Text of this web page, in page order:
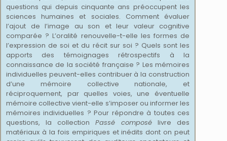
questions qui depuis cinquante ans préoccupent les
sciences humaines et sociales. Comment évaluer
l’ajout de l’image au son et leur valeur cognitive
comparée ? L’oralité renouvelle-t-elle les formes de
l’expression de soi et du récit sur soi ? Quels sont les
apports des témoignages rétrospectifs à la
connaissance de la société française ? Les mémoires
individuelles peuvent-elles contribuer à la construction
d’une mémoire collective nationale, et
réciproquement, par quelles voies, une éventuelle
mémoire collective vient-elle s’imposer ou informer les
mémoires individuelles ? Pour répondre à toutes ces
questions, la collectionPassé composé livre des
matériaux à la fois empiriques et inédits dont on peut